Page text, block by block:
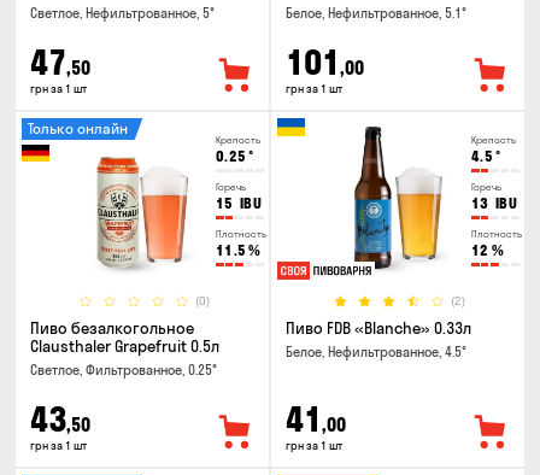
Светлое, Нефильтрованное, 5°
47,50
грн за 1 шт
Белое, Нефильтрованное, 5.1°
101 ,00
грн за 1 шт
Крепость
0.25 °
Горечь
15 IBU
Плотность
11.5 %
(0)
Только онлайн
Пиво безалкогольное
Clausthaler Grapefruit 0.5л
Светлое, Фильтрованное, 0.25°
43,50
грн за 1 шт
Крепость
4.5 °
Горечь
13 IBU
Плотность
12 %
(2)
Пиво FDB «Blanche» 0.33л
Белое, Нефильтрованное, 4.5°
41 ,00
грн за 1 шт